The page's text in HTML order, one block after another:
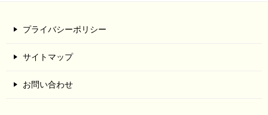
プライバシーポリシー
サイトマップ
お問い合わせ